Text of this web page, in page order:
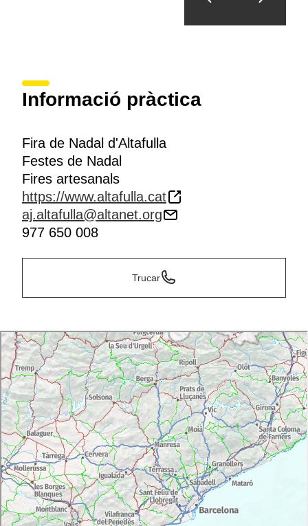
Informació pràctica
Fira de Nadal d'Altafulla
Festes de Nadal
Fires artesanals
https://www.altafulla.cat
aj.altafulla@altanet.org
977 650 008
Trucar